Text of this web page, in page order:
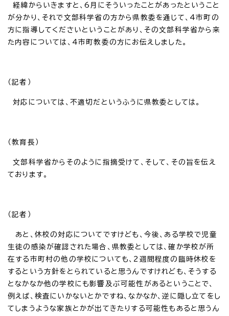
経緯からいきますと、6月にそういったことがあったということ
が分かり、それで文部科学省の方から県教委を通じて、4市町の
方に指導してくださいということがあり、その文部科学省から来
た内容については、4市町教委の方にお伝えしました。
（記者）
対応については、不適切だというふうに県教委としては。
（教育長）
文部科学省からそのように指摘受けて、そして、その旨を伝え
ております。
（記者）
あと、休校の対応についてですけども、今後、ある学校で児童
生徒の感染が確認された場合、県教委としては、確か学校が所
在する市町村の他の学校についても、2週間程度の臨時休校を
するという方針をとられていると思うんですけれども、そうする
となかなか他の学校にも影響及ぶ可能性があるということで、
例えば、検査にいかないとかですね、なかなか、逆に隠し立てをし
てしまうような家族とかが出てきたりする可能性もあると思うん